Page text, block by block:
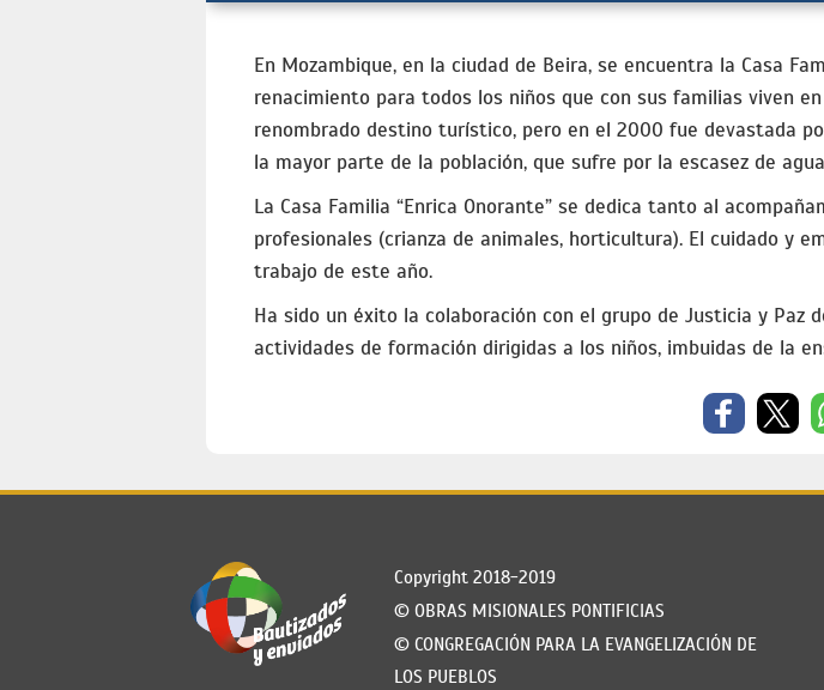
En Mozambique, en la ciudad de Beira, se encuentra la Casa
renacimiento para todos los niños que con sus familias viven
renombrado destino turístico, pero en el 2000 fue devastada
la mayor parte de la población, que sufre por la escasez de
La Casa Familia “Enrica Onorante” se dedica tanto al
profesionales (crianza de animales, horticultura). El cuidado y
trabajo de este año.
Ha sido un éxito la colaboración con el grupo de Justicia y Paz
actividades de formación dirigidas a los niños, imbuidas de la
Copyright 2018-2019
© OBRAS MISIONALES PONTIFICIAS
© CONGREGACIÓN PARA LA EVANGELIZACIÓN DE
LOS PUEBLOS